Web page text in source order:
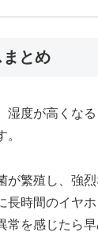
とめ
湿度が高くなる
が繁殖し、強
長時間のイヤ
常を感じたら